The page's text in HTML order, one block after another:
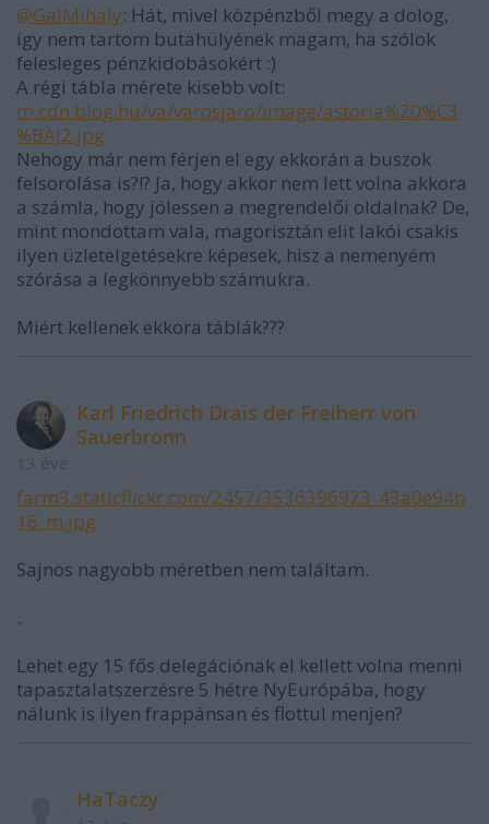
@GalMihaly: Hát, mivel közpénzből megy a dolog,
így nem tartom butahülyének magam, ha szólok
felesleges pénzkidobásokért :)
A régi tábla mérete kisebb volt:
m.cdn.blog.hu/va/varosjaro/image/astoria%20%C3
%BAj2.jpg
Nehogy már nem férjen el egy ekkorán a buszok
felsorolása is?!? Ja, hogy akkor nem lett volna akkora
a számla, hogy jólessen a megrendelői oldalnak? De,
mint mondottam vala, magorisztán elit lakói csakis
ilyen üzletelgetésekre képesek, hisz a nemenyém
szórása a legkönnyebb számukra.
Miért kellenek ekkora táblák???
Karl Friedrich Drais der Freiherr von
Sauerbronn
farm3.staticflickr.com/2457/3536396923_43a0e94b
18_m.jpg
Sajnos nagyobb méretben nem találtam.
.
Lehet egy 15 fős delegációnak el kellett volna menni
tapasztalatszerzésre 5 hétre NyEurópába, hogy
nálunk is ilyen frappánsan és flottul menjen?
HaTaczy